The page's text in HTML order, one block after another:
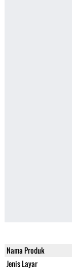
Nama Produk
Jenis Layar